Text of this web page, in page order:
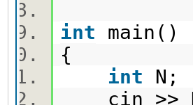
int main()
{
int N;
cin >>